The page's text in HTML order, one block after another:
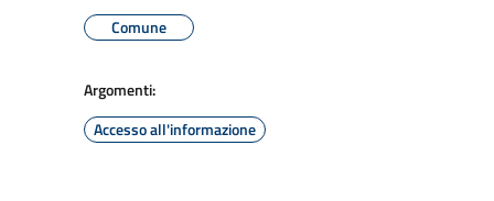
Comune
Argomenti:
Accesso all'informazione